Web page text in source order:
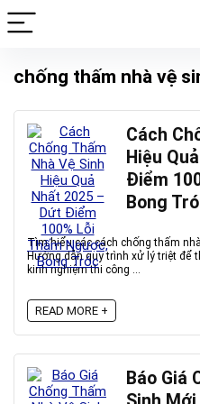
chống thấm nhà vệ
Cách
Hiệu
Điểm
Bong
Tìm hiểu các cách chống thấm
Hướng dẫn quy trình xử lý triệt để
kinh nghiệm thi công ...
READ MORE +
Báo Giá